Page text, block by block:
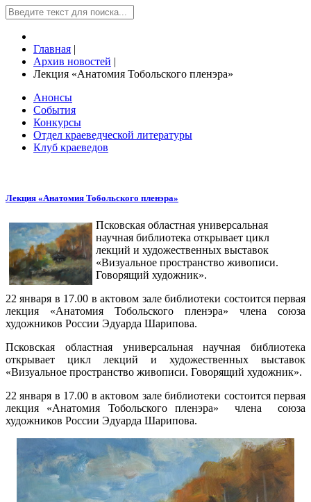
Главная |
Архив новостей |
Лекция «Анатомия Тобольского пленэра»
Анонсы
События
Конкурсы
Отдел краеведческой литературы
Клуб краеведов
Лекция «Анатомия Тобольского пленэра»
Псковская областная универсальная
научная библиотека открывает цикл
лекций и художественных выставок
«Визуальное пространство живописи.
Говорящий художник».
22 января в 17.00 в актовом зале библиотеки состоится первая
лекция «Анатомия Тобольского пленэра» члена союза
художников России Эдуарда Шарипова.
Псковская областная универсальная научная библиотека
открывает цикл лекций и художественных выставок
«Визуальное пространство живописи. Говорящий художник».
22 января в 17.00 в актовом зале библиотеки состоится первая
лекция «Анатомия Тобольского пленэра» члена союза
художников России Эдуарда Шарипова.